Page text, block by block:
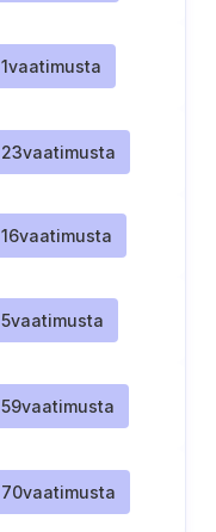
1vaatimusta
23vaatimusta
16vaatimusta
5vaatimusta
59vaatimusta
70vaatimusta